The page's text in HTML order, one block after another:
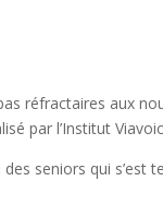
réfractaires aux
par l’Institut
seniors qui